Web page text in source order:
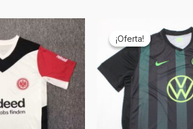
¡Oferta!
¡Oferta!
precio
original
era:
€69,90.
precio
actual
es:
€19,90.